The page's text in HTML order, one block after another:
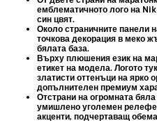
емблематичното лого на
син цвят.
Около страничните панели
точкова декорация в меко
бялата база.
Върху плюшения език на
етикет на модела. Логото
златисти оттенъци наярко
допълнителен премиум
Отстрани на огромната
умишлено уголемен
акценти, подчертаващ